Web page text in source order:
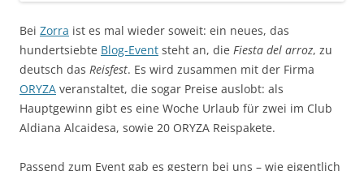
Bei Zorra ist es mal wieder soweit: ein neues, das
hundertsiebte Blog-Event steht an, die Fiesta del arroz, zu
deutsch das Reisfest. Es wird zusammen mit der Firma
ORYZA veranstaltet, die sogar Preise auslobt: als
Hauptgewinn gibt es eine Woche Urlaub für zwei im Club
Aldiana Alcaidesa, sowie 20 ORYZA Reispakete.
Passend zum Event gab es gestern bei uns – wie eigentlich